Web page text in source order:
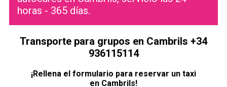
horas - 365 días.
Transporte para grupos en Cambrils +34
936115114
¡Rellena el formulario para reservar un taxi
en Cambrils!